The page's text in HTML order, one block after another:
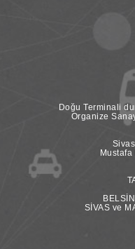
Doğu Terminali
Organize
SİVAS ve